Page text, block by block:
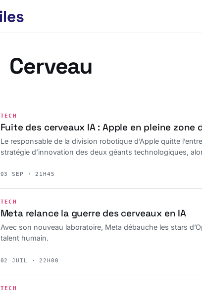
Cerveau
TECH
Fuite des cerveaux IA : Apple en pleine zone
Le responsable de la division robotique d’Apple quitte
stratégie d’innovation des deux géants technologiques,
03 SEP · 21H45
TECH
Meta relance la guerre des cerveaux en IA
Avec son nouveau laboratoire, Meta débauche les stars
talent humain.
02 JUIL · 22H00
TECH